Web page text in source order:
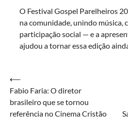
O Festival Gospel Parelheiros
na comunidade, unindo música,
participação social — e a
ajudou a tornar essa edição
Navegação
de
Post
⟵
Fabio Faria: O diretor
brasileiro que se tornou
referência no Cinema Cristão